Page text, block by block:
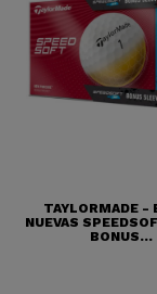
TAYLORMADE -
NUEVAS
BONUS...